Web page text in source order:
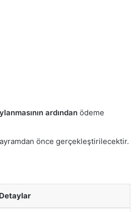
ardından ödeme
önce gerçekleştirilecektir.
Detaylar